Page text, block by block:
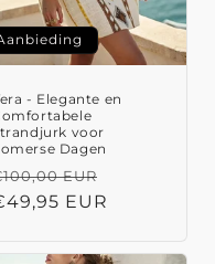
- Elegante en
voor
Dagen
EUR
EUR